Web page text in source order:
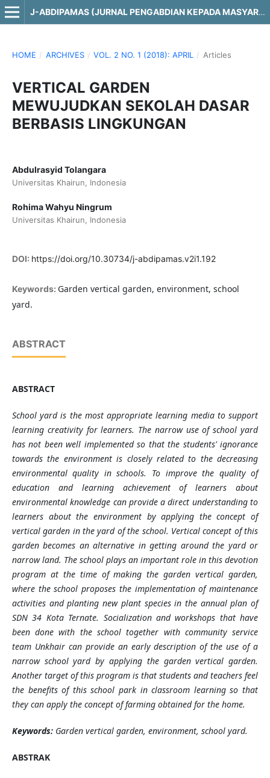
J-ABDIPAMAS (JURNAL PENGABDIAN KEPADA MASYARAKAT)
HOME / ARCHIVES / VOL. 2 NO. 1 (2018): APRIL / Articles
VERTICAL GARDEN
MEWUJUDKAN SEKOLAH DASAR
BERBASIS LINGKUNGAN
Abdulrasyid Tolangara
Universitas Khairun, Indonesia
Rohima Wahyu Ningrum
Universitas Khairun, Indonesia
DOI: https://doi.org/10.30734/j-abdipamas.v2i1.192
Keywords: Garden vertical garden, environment, school
yard.
ABSTRACT
ABSTRACT
School yard is the most appropriate learning media to support
learning creativity for learners. The narrow use of school yard
has not been well implemented so that the students' ignorance
towards the environment is closely related to the decreasing
environmental quality in schools. To improve the quality of
education and learning achievement of learners about
environmental knowledge can provide a direct understanding to
learners about the environment by applying the concept of
vertical garden in the yard of the school. Vertical concept of this
garden becomes an alternative in getting around the yard or
narrow land. The school plays an important role in this devotion
program at the time of making the garden vertical garden,
where the school proposes the implementation of maintenance
activities and planting new plant species in the annual plan of
SDN 34 Kota Ternate. Socialization and workshops that have
been done with the school together with community service
team Unkhair can provide an early description of the use of a
narrow school yard by applying the garden vertical garden.
Another target of this program is that students and teachers feel
the benefits of this school park in classroom learning so that
they can apply the concept of farming obtained for the home.
Keywords: Garden vertical garden, environment, school yard.
ABSTRAK